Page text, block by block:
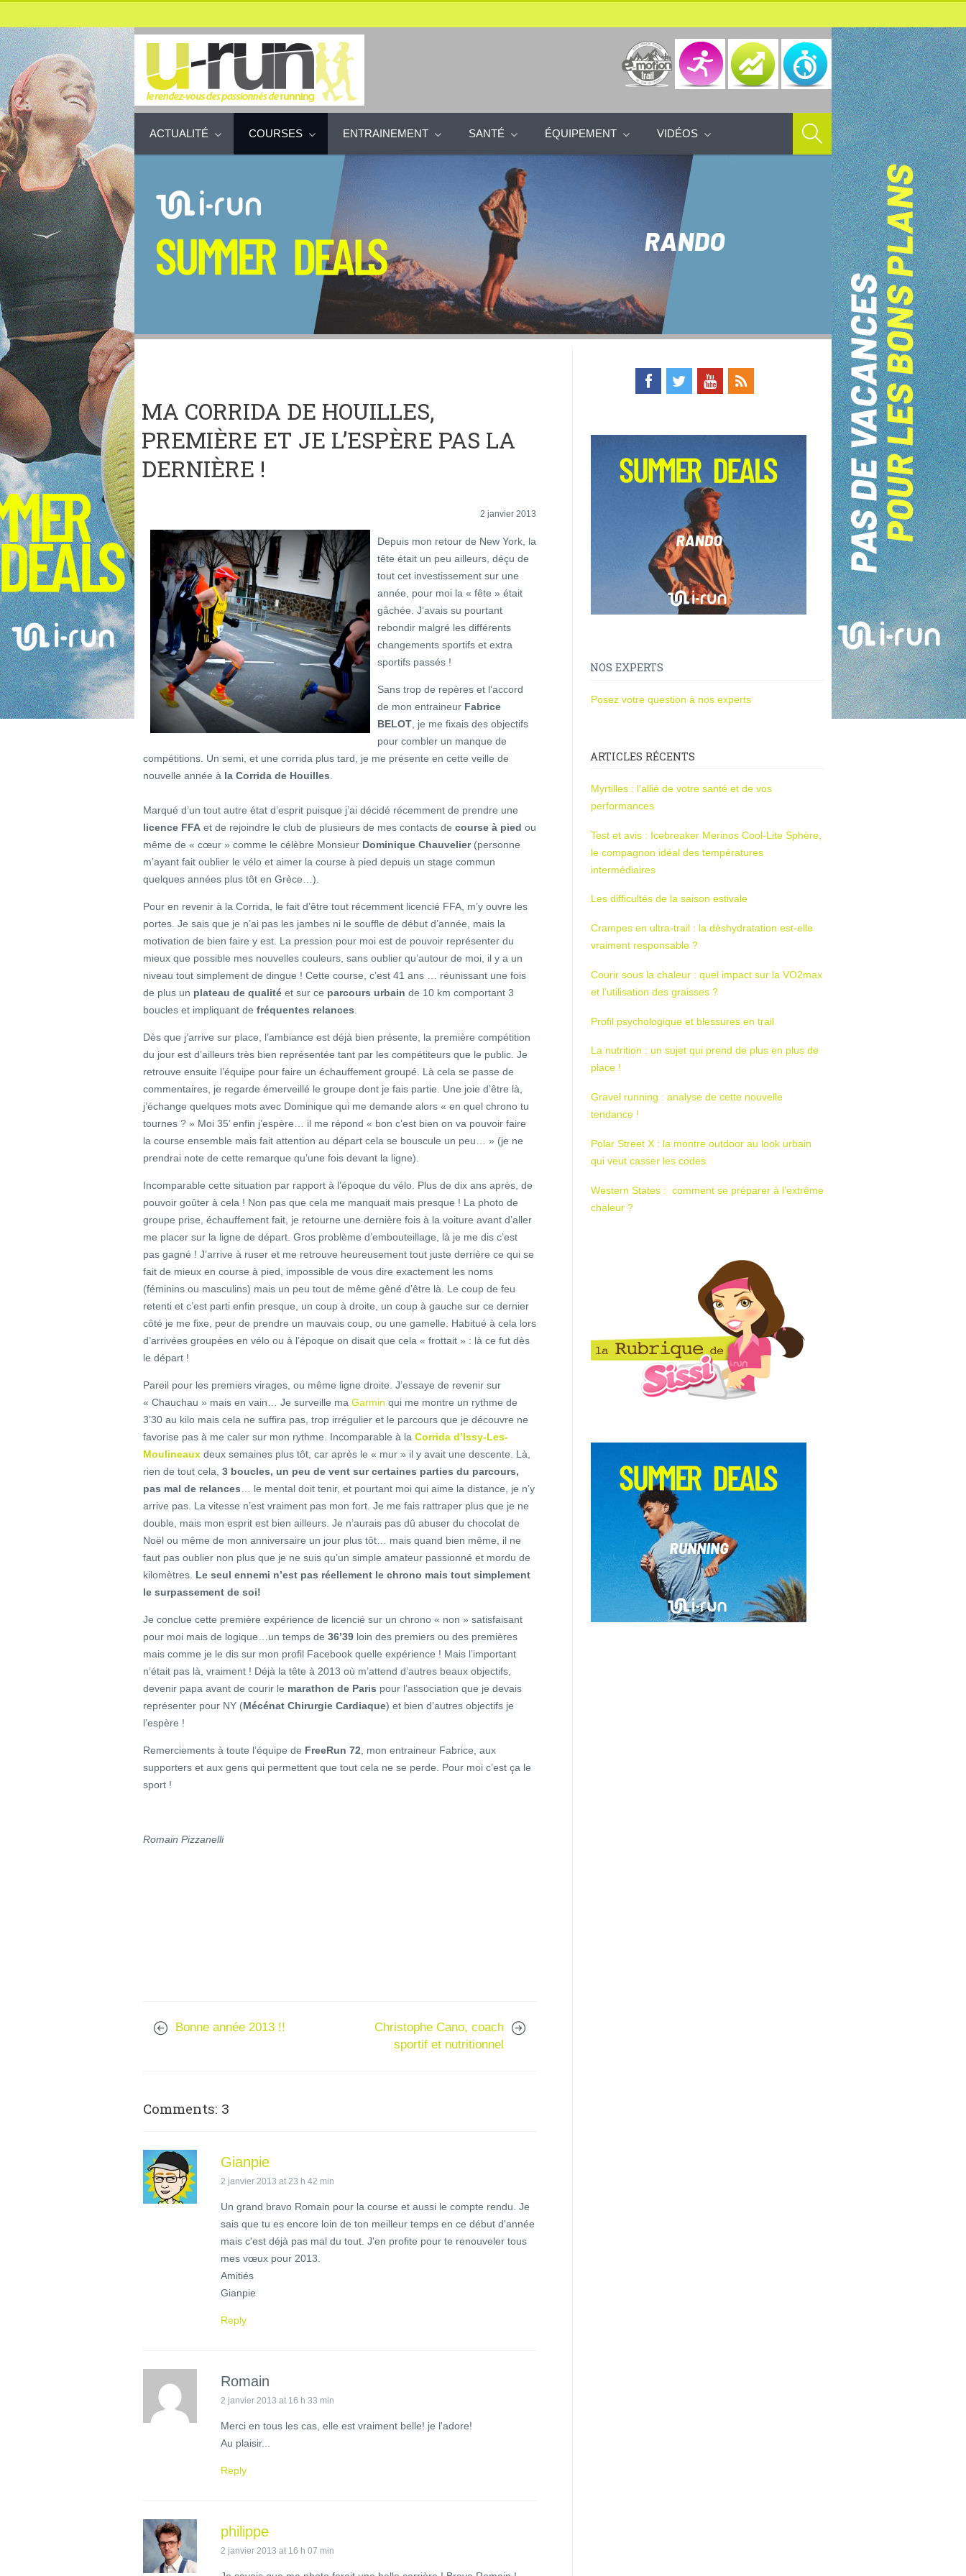
ACTUALITÉ COURSES ENTRAINEMENT SANTÉ ÉQUIPEMENT VIDÉOS
MA CORRIDA DE HOUILLES,
PREMIÈRE ET JE L’ESPÈRE PAS LA
DERNIÈRE !
2 janvier 2013
Depuis mon retour de New York, la
tête était un peu ailleurs, déçu de
tout cet investissement sur une
année, pour moi la « fête » était
gâchée. J’avais su pourtant
rebondir malgré les différents
changements sportifs et extra
sportifs passés !
Sans trop de repères et l’accord
de mon entraineur Fabrice
BELOT , je me fixais des objectifs
pour combler un manque de
compétitions. Un semi, et une corrida plus tard, je me présente en cette veille de
nouvelle année à la Corrida de Houilles
Marqué d’un tout autre état d’esprit puisque j’ai décidé récemment de prendre une
licence FFA et de rejoindre le club de plusieurs de mes contacts de course à pied ou
même de « cœur » comme le célèbre Monsieur Dominique Chauvelier(personne
m’ayant fait oublier le vélo et aimer la course à pied depuis un stage commun
quelques années plus tôt en Grèce…).
Pour en revenir à la Corrida, le fait d’être tout récemment licencié FFA, m’y ouvre les
portes. Je sais que je n’ai pas les jambes ni le souffle de début d’année, mais la
motivation de bien faire y est. La pression pour moi est de pouvoir représenter du
mieux que possible mes nouvelles couleurs, sans oublier qu’autour de moi, il y a un
niveau tout simplement de dingue ! Cette course, c’est 41 ans … réunissant une fois
de plus un plateau de qualité et sur ce parcours urbain de 10 km comportant 3
boucles et impliquant de fréquentes relances
Dès que j’arrive sur place, l’ambiance est déjà bien présente, la première compétition
du jour est d’ailleurs très bien représentée tant par les compétiteurs que le public. Je
retrouve ensuite l’équipe pour faire un échauffement groupé. Là cela se passe de
commentaires, je regarde émerveillé le groupe dont je fais partie. Une joie d’être là,
j’échange quelques mots avec Dominique qui me demande alors « en quel chrono tu
tournes ? » Moi 35’ enfin j’espère… il me répond « bon c’est bien on va pouvoir faire
la course ensemble mais fait attention au départ cela se bouscule un peu… » (je ne
prendrai note de cette remarque qu’une fois devant la ligne).
Incomparable cette situation par rapport à l’époque du vélo. Plus de dix ans après, de
pouvoir goûter à cela ! Non pas que cela me manquait mais presque ! La photo de
groupe prise, échauffement fait, je retourne une dernière fois à la voiture avant d’aller
me placer sur la ligne de départ. Gros problème d’embouteillage, là je me dis c’est
pas gagné ! J’arrive à ruser et me retrouve heureusement tout juste derrière ce qui se
fait de mieux en course à pied, impossible de vous dire exactement les noms
(féminins ou masculins) mais un peu tout de même gêné d’être là. Le coup de feu
retenti et c’est parti enfin presque, un coup à droite, un coup à gauche sur ce dernier
côté je me fixe, peur de prendre un mauvais coup, ou une gamelle. Habitué à cela lors
d’arrivées groupées en vélo ou à l’époque on disait que cela « frottait » : là ce fut dès
le départ !
Pareil pour les premiers virages, ou même ligne droite. J’essaye de revenir sur
« Chauchau » mais en vain… Je surveille ma Garmin qui me montre un rythme de
3’30 au kilo mais cela ne suffira pas, trop irrégulier et le parcours que je découvre ne
favorise pas à me caler sur mon rythme. Incomparable à la Corrida d’Issy-Les-
Moulineaux deux semaines plus tôt, car après le « mur » il y avait une descente. Là,
rien de tout cela, 3 boucles, un peu de vent sur certaines parties du parcours,
pas mal de relances … le mental doit tenir, et pourtant moi qui aime la distance, je n’y
arrive pas. La vitesse n’est vraiment pas mon fort. Je me fais rattraper plus que je ne
double, mais mon esprit est bien ailleurs. Je n’aurais pas dû abuser du chocolat de
Noël ou même de mon anniversaire un jour plus tôt… mais quand bien même, il ne
faut pas oublier non plus que je ne suis qu’un simple amateur passionné et mordu de
kilomètres. Le seul ennemi n’est pas réellement le chrono mais tout simplement
le surpassement de soi!
Je conclue cette première expérience de licencié sur un chrono « non » satisfaisant
pour moi mais de logique…un temps de 36’39 loin des premiers ou des premières
mais comme je le dis sur mon profil Facebook quelle expérience ! Mais l’important
n’était pas là, vraiment ! Déjà la tête à 2013 où m’attend d’autres beaux objectifs,
devenir papa avant de courir le marathon de Paris pour l’association que je devais
représenter pour NY (Mécénat Chirurgie Cardiaque) et bien d’autres objectifs je
l’espère !
Remerciements à toute l’équipe de FreeRun 72 , mon entraineur Fabrice, aux
supporters et aux gens qui permettent que tout cela ne se perde. Pour moi c’est ça le
sport !
Romain Pizzanelli
Bonne année 2013 !!
Christophe Cano, coach
sportif et nutritionnel
Comments: 3
Gianpie
2 janvier 2013 at 23 h 42 min
Un grand bravo Romain pour la course et aussi le compte rendu. Je
sais que tu es encore loin de ton meilleur temps en ce début d'année
mais c'est déjà pas mal du tout. J'en profite pour te renouveler tous
mes vœux pour 2013.
Amitiés
Gianpie
Reply
Romain
2 janvier 2013 at 16 h 33 min
Merci en tous les cas, elle est vraiment belle! je l'adore!
Au plaisir...
Reply
philippe
2 janvier 2013 at 16 h 07 min
NOS EXPERTS
Posez votre question à nos experts
ARTICLES RÉCENTS
Myrtilles : l’allié de votre santé et de vos
performances
Test et avis : Icebreaker Merinos Cool-Lite Sphère,
le compagnon idéal des températures
intermédiaires
Les difficultés de la saison estivale
Crampes en ultra-trail : la déshydratation est-elle
vraiment responsable ?
Courir sous la chaleur : quel impact sur la VO2max
et l’utilisation des graisses ?
Profil psychologique et blessures en trail
La nutrition : un sujet qui prend de plus en plus de
place !
Gravel running : analyse de cette nouvelle
tendance !
Polar Street X : la montre outdoor au look urbain
qui veut casser les codes
Western States : comment se préparer à l’extrême
chaleur ?